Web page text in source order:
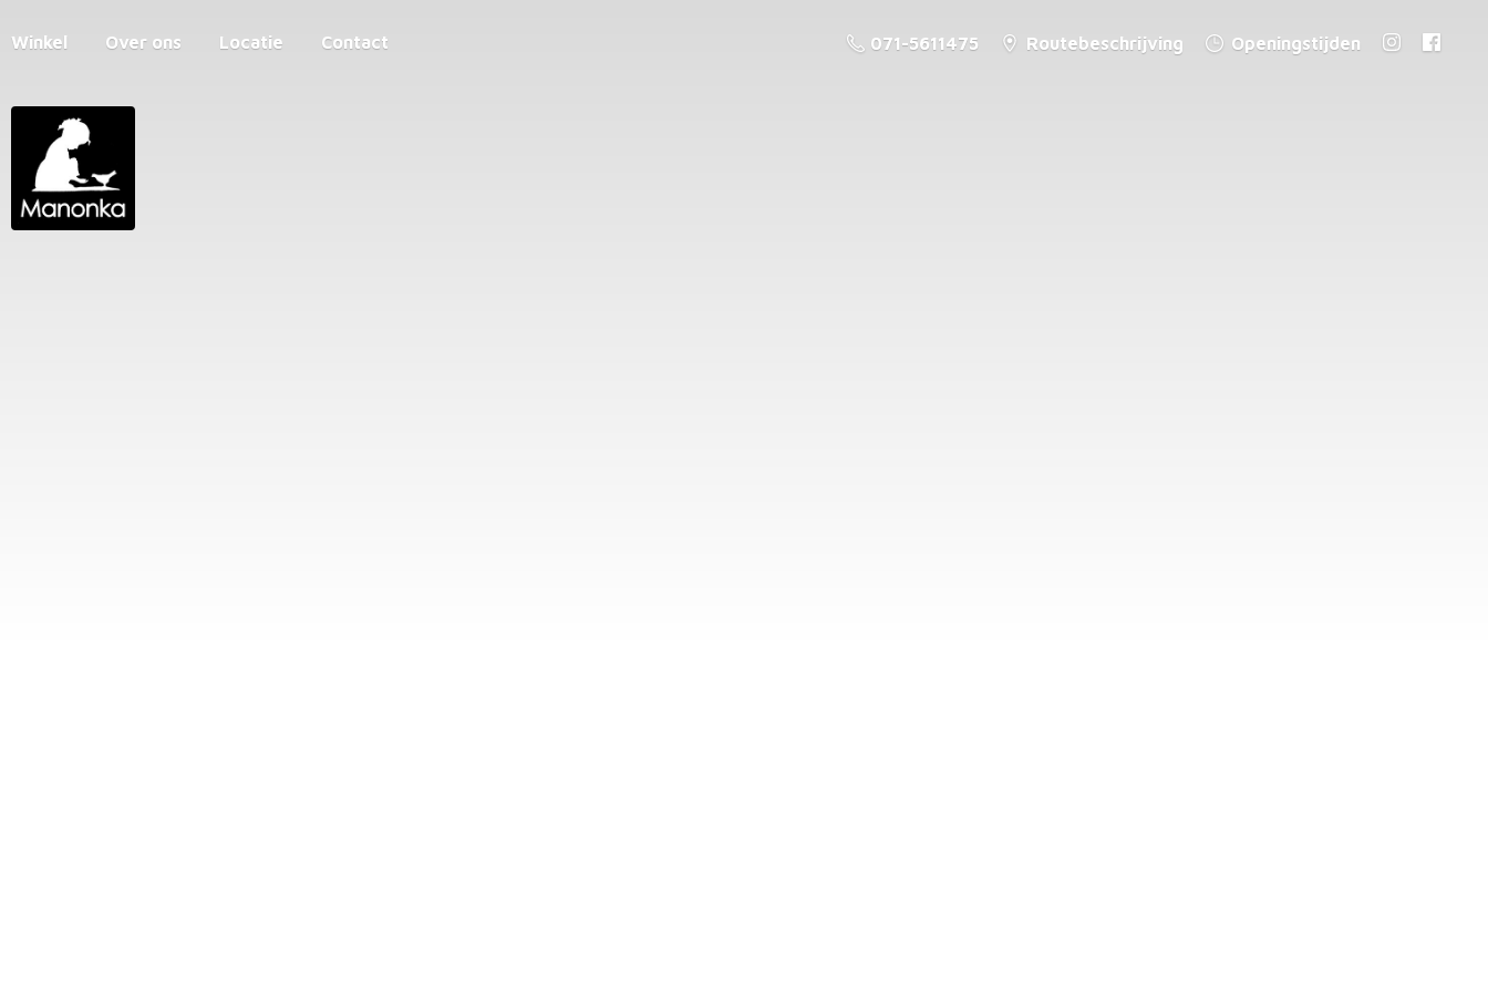
Winkel Over ons Locatie Contact 071-5611475 Routebeschrijving Openingstijden